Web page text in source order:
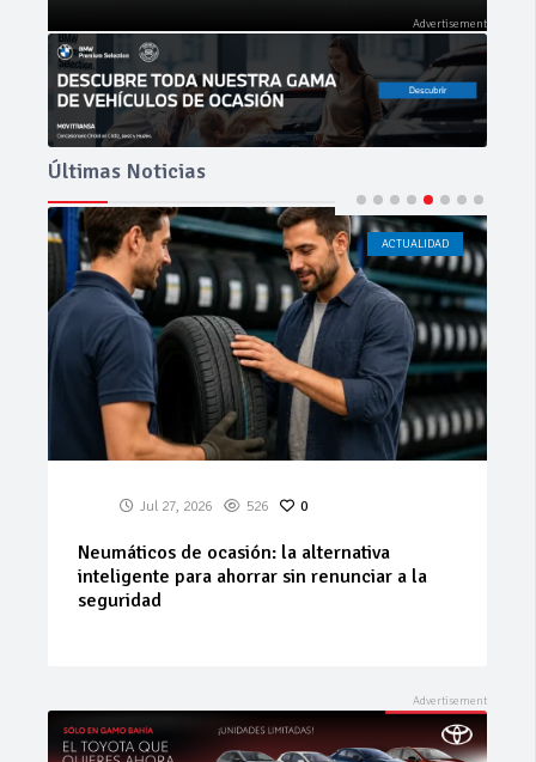
Últimas Noticias
ACTUALIDAD CÁDIZ
Jul 23, 2026 185 0
La 42ª Subida a Vejer comienza a perfilarse